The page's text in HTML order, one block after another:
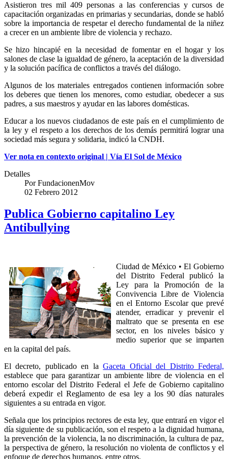
Asistieron tres mil 409 personas a las conferencias y cursos de
capacitación organizadas en primarias y secundarias, donde se habló
sobre la importancia de respetar el derecho fundamental de la niñez
a crecer en un ambiente libre de violencia y rechazo.
Se hizo hincapié en la necesidad de fomentar en el hogar y los
salones de clase la igualdad de género, la aceptación de la diversidad
y la solución pacífica de conflictos a través del diálogo.
Algunos de los materiales entregados contienen información sobre
los deberes que tienen los menores, como estudiar, obedecer a sus
padres, a sus maestros y ayudar en las labores domésticas.
Educar a los nuevos ciudadanos de este país en el cumplimiento de
la ley y el respeto a los derechos de los demás permitirá lograr una
sociedad más segura y solidaria, indicó la CNDH.
Ver nota en contexto original | Vía El Sol de México
Detalles
PorFundacionenMov
02 Febrero 2012
Publica Gobierno capitalino Ley
Antibullying
Ciudad de México • El Gobierno
del Distrito Federal publicó la
Ley para la Promoción de la
Convivencia Libre de Violencia
en el Entorno Escolar que prevé
atender, erradicar y prevenir el
maltrato que se presenta en ese
sector, en los niveles básico y
medio superior que se imparten
en la capital del país.
El decreto, publicado en laGaceta Oficial del Distrito Federal,
establece que para garantizar un ambiente libre de violencia en el
entorno escolar del Distrito Federal el Jefe de Gobierno capitalino
deberá expedir el Reglamento de esa ley a los 90 días naturales
siguientes a su entrada en vigor.
Señala que los principios rectores de esta ley, que entrará en vigor el
día siguiente de su publicación, son el respeto a la dignidad humana,
la prevención de la violencia, la no discriminación, la cultura de paz,
la perspectiva de género, la resolución no violenta de conflictos y el
enfoque de derechos humanos, entre otros.